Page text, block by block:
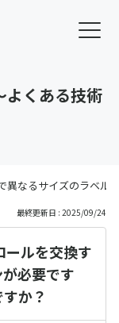
くある技術
異なるサイズのラベル
最終更新日 : 2025/09/24
ルを交換す
必要です
か？